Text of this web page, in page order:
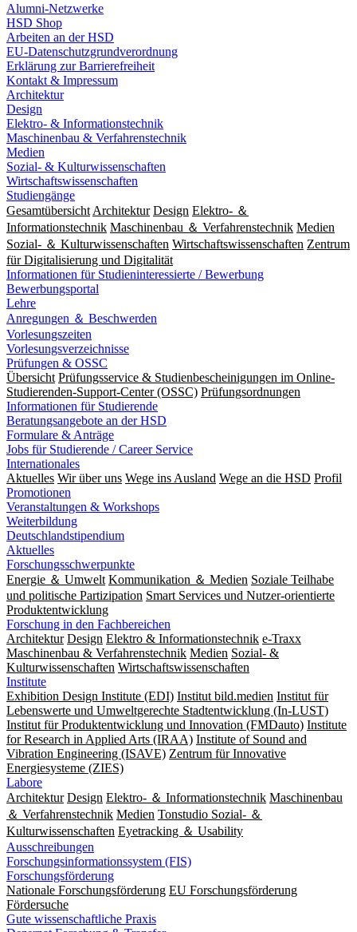
Alumni-Netzwerke
HSD Shop
Arbeiten an der HSD
EU-Datenschutzgrundverordnung
Erklärung zur Barrierefreiheit
Kontakt & Impressum
Architektur
Design
Elektro- & Informationstechnik
Maschinenbau & Verfahrenstechnik
Medien
Sozial- & Kulturwissenschaften
Wirtschaftswissenschaften
Studiengänge
Gesamtübersicht Architektur Design Elektro- ＆
Informationstechnik Maschinenbau ＆ Verfahrenstechnik Medien
Sozial- ＆ Kulturwissenschaften Wirtschaftswissenschaften Zentrum
für Digitalisierung und Digitalität
Informationen für Studieninteressierte / Bewerbung
Bewerbungsportal
Lehre
Anregungen ＆ Beschwerden
Vorlesungszeiten
Vorlesungsverzeichnisse
Prüfungen & OSSC
Übersicht Prüfungsservice & Studienbescheinigungen im Online-
Studierenden-Support-Center (OSSC) Prüfungsordnungen
Informationen für Studierende
Beratungsangebote an der HSD
Formulare & Anträge
Jobs für Studierende / Career Service
Internationales
Aktuelles Wir über uns Wege ins Ausland Wege an die HSD Profil
Promotionen
Veranstaltungen & Workshops
Weiterbildung
Deutschlandstipendium
Aktuelles
Forschungsschwerpunkte
Energie ＆ Umwelt Kommunikation ＆ Medien Soziale Teilhabe
und politische Partizipation Smart Services und Nutzer-orientierte
Produktentwicklung
Forschung in den Fachbereichen
Architektur Design Elektro & Informationstechnik e-Traxx
Maschinenbau & Verfahrenstechnik Medien Sozial- &
Kulturwissenschaften Wirtschaftswissenschaften
Institute
Exhibition Design Institute (EDI) Institut bild.medien Institut für
Lebenswerte und Umweltgerechte Stadtentwicklung (In-LUST)
Institut für Produktentwicklung und Innovation (FMDauto) Institute
for Research in Applied Arts (IRAA) Institute of Sound and
Vibration Engineering (ISAVE) Zentrum für Innovative
Energiesysteme (ZIES)
Labore
Architektur Design Elektro- ＆ Informationstechnik Maschinenbau
＆ Verfahrenstechnik Medien Tonstudio Sozial- ＆
Kulturwissenschaften Eyetracking ＆ Usability
Ausschreibungen
Forschungsinformationssystem (FIS)
Forschungsförderung
Nationale Forschungsförderung EU Forschungsförderung
Fördersuche
Gute wissenschaftliche Praxis